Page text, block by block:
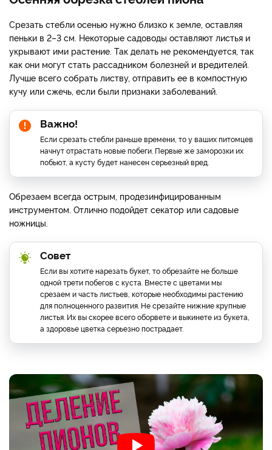
Срезать стебли осенью нужно близко к земле, оставляя
пеньки в 2–3 см. Некоторые садоводы оставляют листья и
укрывают ими растение. Так делать не рекомендуется, так
как они могут стать рассадником болезней и вредителей.
Лучше всего собрать листву, отправить ее в компостную
кучу или сжечь, если были признаки заболеваний.
Важно!
Если срезать стебли раньше времени, то у ваших питомцев
начнут отрастать новые побеги. Первые же заморозки их
побьют, а кусту будет нанесен серьезный вред.
Обрезаем всегда острым, продезинфицированным
инструментом. Отлично подойдет секатор или садовые
ножницы.
Совет
Если вы хотите нарезать букет, то обрезайте не больше
одной трети побегов с куста. Вместе с цветами мы
срезаем и часть листьев, которые необходимы растению
для полноценного развития. Не срезайте нижние крупные
листья. Их вы скорее всего оборвете и выкинете из букета,
а здоровье цветка серьезно пострадает.